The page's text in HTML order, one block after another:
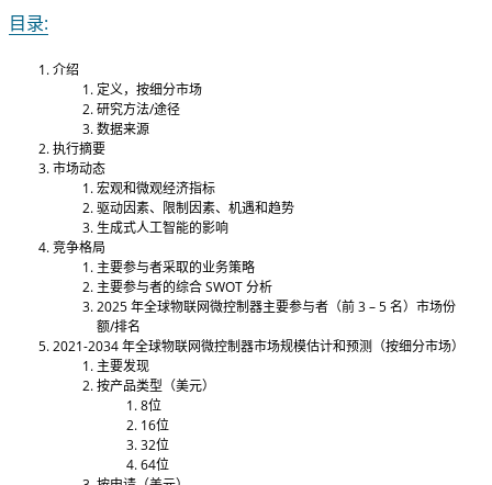
目录:
介绍
定义，按细分市场
研究方法/途径
数据来源
执行摘要
市场动态
宏观和微观经济指标
驱动因素、限制因素、机遇和趋势
生成式人工智能的影响
竞争格局
主要参与者采取的业务策略
主要参与者的综合 SWOT 分析
2025 年全球物联网微控制器主要参与者（前 3 – 5 名）市场份
额/排名
2021-2034 年全球物联网微控制器市场规模估计和预测（按细分市场）
主要发现
按产品类型（美元）
8位
16位
32位
64位